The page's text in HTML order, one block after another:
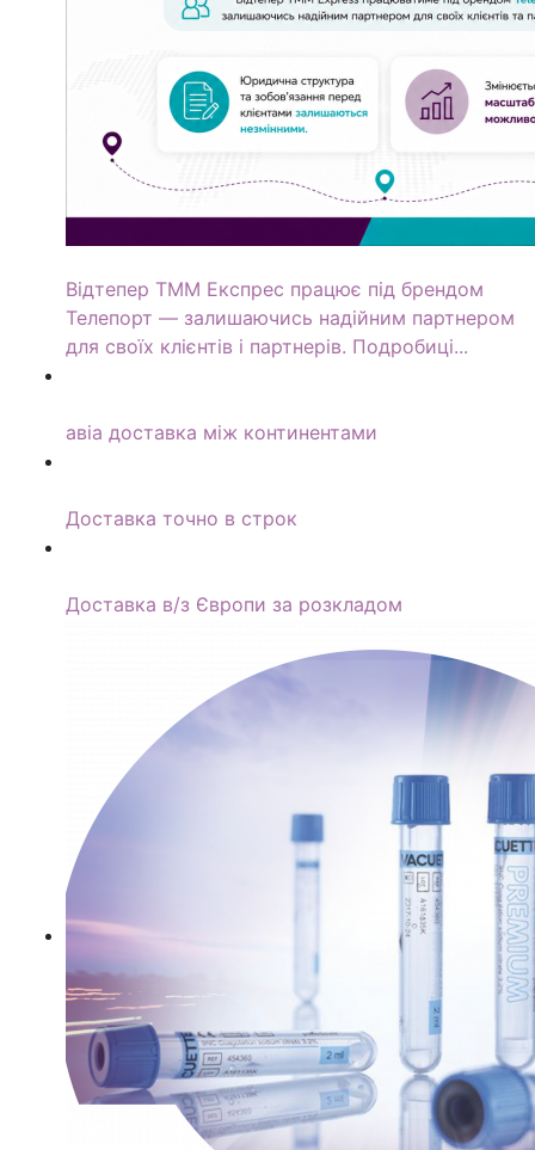
Відтепер ТММ Експрес працює під брендом
Телепорт — залишаючись надійним партнером
для своїх клієнтів і партнерів. Подробиці...
авіа доставка між континентами
Доставка точно в строк
Доставка в/з Європи за розкладом